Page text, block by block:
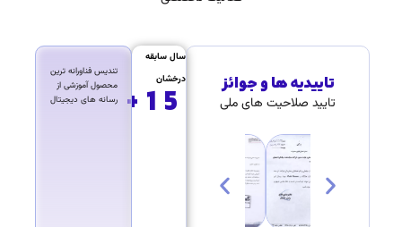
سال سابقه
درخشان
15
+
تندیس فناورانه ترین
محصول آموزشی از
رسانه های دیجیتال
تاییدیه ها و جوائز
تایید صلاحیت های ملی